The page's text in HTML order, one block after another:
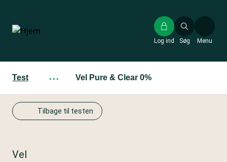
hovedindhold
Søg
Log ind Menu
Test ··· Vel Pure & Clear 0%
Tilbage til testen
Vel